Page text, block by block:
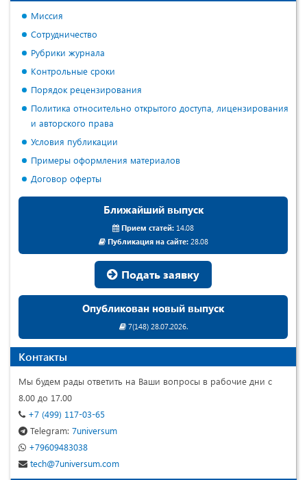
Миссия
Сотрудничество
Рубрики журнала
Контрольные сроки
Порядок рецензирования
Политика относительно открытого доступа, лицензирования
и авторского права
Условия публикации
Примеры оформления материалов
Договор оферты
Ближайший выпуск
Прием статей: 14.08
Публикация на сайте:28.08
Подать заявку
Опубликован новый выпуск
7(148) 28.07.2026.
Контакты
Мы будем рады ответить на Ваши вопросы в рабочие дни с
8.00 до 17.00
+7 (499) 117-03-65
Telegram: 7universum
+79609483038
tech@7universum.com